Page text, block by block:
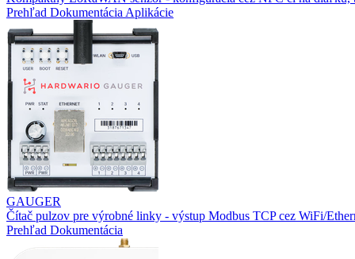
Prehľad Dokumentácia Aplikácie
GAUGER
Čítač pulzov pre výrobné linky - výstup Modbus TCP cez WiFi/
Prehľad Dokumentácia